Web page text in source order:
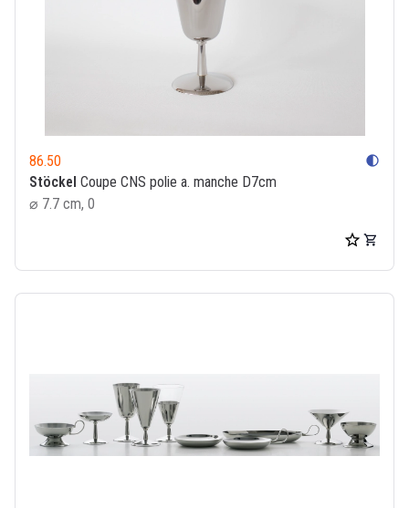
86.50 contrast
Stöckel Coupe CNS polie a. manche D7cm
⌀ 7.7 cm, 0